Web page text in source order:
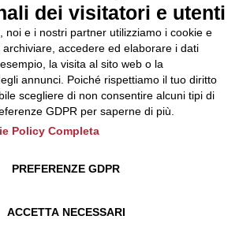
dei visitatori e utenti
noi e i nostri partner utilizziamo i cookie e
accedere ed elaborare i dati
la visita al sito web o la
annunci. Poiché rispettiamo il tuo diritto
scegliere di non consentire alcuni tipi di
GDPR per saperne di più.
Policy Completa
ACCETTA NECESSARI
PREFERENZE GDPR